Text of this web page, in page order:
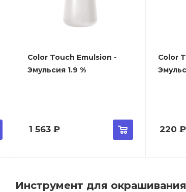
Color Touch Emulsion -
Эмульсия 1.9 %
1 563₽
Color
220 ₽
Инструмент для